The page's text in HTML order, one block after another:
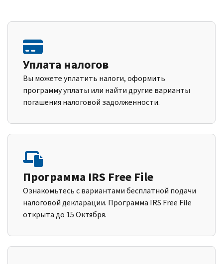
Уплата налогов
Вы можете уплатить налоги, оформить
программу уплаты или найти другие варианты
погашения налоговой задолженности.
Программа IRS Free File
Ознакомьтесь с вариантами бесплатной подачи
налоговой декларации. Программа IRS Free File
открыта до 15 Октября.